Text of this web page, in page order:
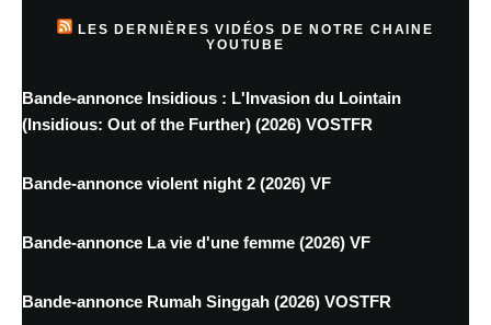
LES DERNIÈRES VIDÉOS DE NOTRE CHAINE
YOUTUBE
Bande-annonce Insidious : L'Invasion du Lointain
(Insidious: Out of the Further) (2026) VOSTFR
Bande-annonce violent night 2 (2026) VF
Bande-annonce La vie d'une femme (2026) VF
Bande-annonce Rumah Singgah (2026) VOSTFR